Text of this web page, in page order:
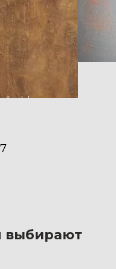
эффект
выбирают